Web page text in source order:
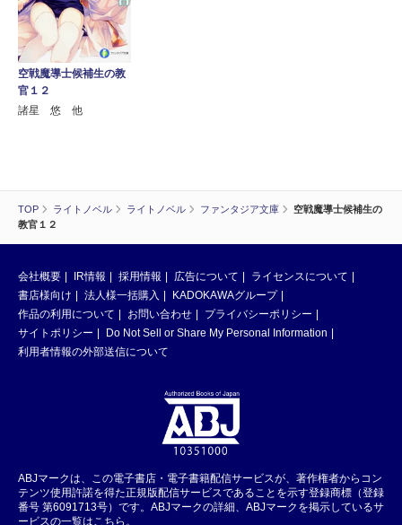
TOP ライトノベル ライトノベル ファンタジア文庫
空戦魔導士候補生の
教官１２
空戦魔導士候補生の教
官１２
諸星 悠 他
会社概要 IR情報 採用情報 広告について
ライセンスについて
書店様向け
法人様一括購入
KADOKAWAグループ
作品の利用について
お問い合わせ
プライバシーポリシー
サイトポリシー
Do Not Sell or Share My Personal Information
利用者情報の外部送信について
ABJマークは、この電子書店・電子書籍配信サービスが、著作権者からコン
テンツ使用許諾を得た正規版配信サービスであることを示す登録商標（登録
番号 第6091713号）です。ABJマークの詳細、ABJマークを掲示しているサ
ービスの一覧はこちら。